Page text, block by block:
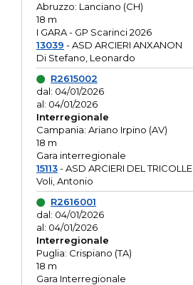
Abruzzo: Lanciano (CH)
18 m
I GARA - GP Scarinci 2026
13039 - ASD ARCIERI ANXANON
Di Stefano, Leonardo
R2615002
dal: 04/01/2026
al: 04/01/2026
Interregionale
Campania: Ariano Irpino (AV)
18 m
Gara interregionale
15113- ASD ARCIERI DEL TRICOLLE
Voli, Antonio
R2616001
dal: 04/01/2026
al: 04/01/2026
Interregionale
Puglia: Crispiano (TA)
18 m
Gara Interregionale